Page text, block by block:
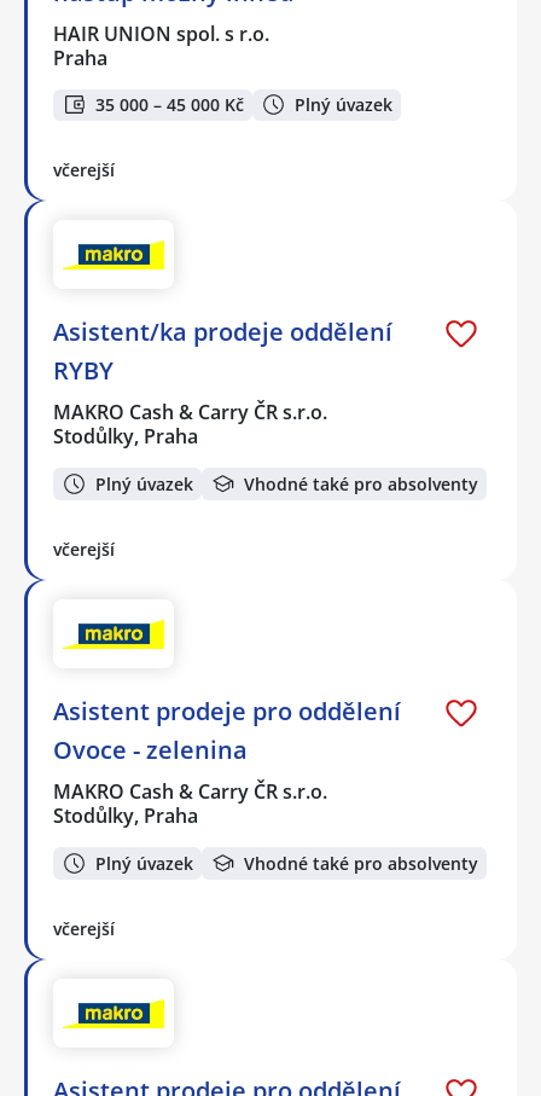
HAIR UNION spol. s r.o.
Praha
35 000 – 45 000 Kč Plný úvazek
včerejší
Asistent/ka prodeje oddělení
RYBY
MAKRO Cash & Carry ČR s.r.o.
Stodůlky, Praha
Plný úvazek Vhodné také pro absolventy
včerejší
Asistent prodeje pro oddělení
Ovoce - zelenina
MAKRO Cash & Carry ČR s.r.o.
Stodůlky, Praha
Plný úvazek Vhodné také pro absolventy
včerejší